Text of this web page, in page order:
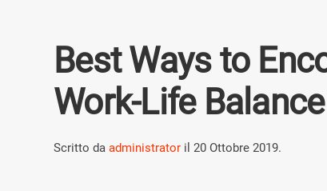
Best Ways to
Work-Life Balance
Scritto da administrator il 20 Ottobre 2019.